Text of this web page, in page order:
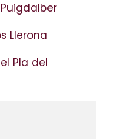
Llerona
Pla del